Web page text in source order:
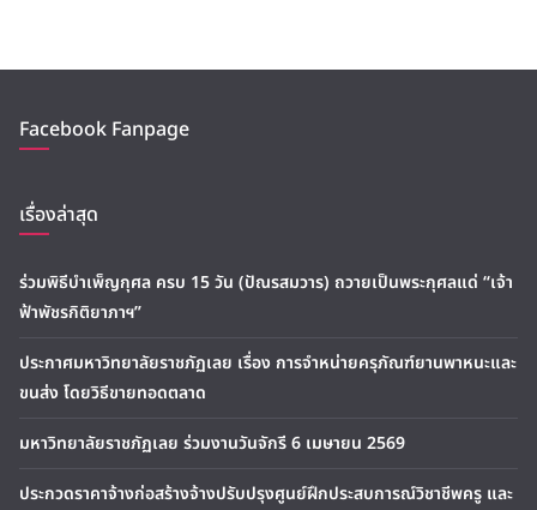
Facebook Fanpage
เรื่องล่าสุด
ร่วมพิธีบำเพ็ญกุศล ครบ 15 วัน (ปัณรสมวาร) ถวายเป็นพระกุศลแด่ “เจ้า
ฟ้าพัชรกิติยาภาฯ”
ประกาศมหาวิทยาลัยราชภัฏเลย เรื่อง การจำหน่ายครุภัณฑ์ยานพาหนะและ
ขนส่ง โดยวิธีขายทอดตลาด
มหาวิทยาลัยราชภัฏเลย ร่วมงานวันจักรี 6 เมษายน 2569
ประกวดราคาจ้างก่อสร้างจ้างปรับปรุงศูนย์ฝึกประสบการณ์วิชาชีพครู และ